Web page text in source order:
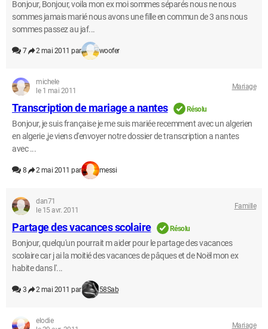
Bonjour, Bonjour, voila mon ex moi sommes séparés nous ne nous
sommes jamais marié nous avons une fille en commun de 3 ans nous
sommes passez au jaf...
7 2 mai 2011 par woofer
michele
le 1 mai 2011
Mariage
Transcription de mariage a nantes Résolu
Bonjour, je suis française je me suis mariée recemment avec un algerien
en algerie ,je viens d'envoyer notre dossier de transcription a nantes
avec ...
8 2 mai 2011 par messi
dan71
le 15 avr. 2011
Famille
Partage des vacances scolaire Résolu
Bonjour, quelqu'un pourrait m aider pour le partage des vacances
scolaire car j ai la moitié des vacances de pâques et de Noël mon ex
habite dans l'...
3 2 mai 2011 par 58Sab
elodie
Mariage